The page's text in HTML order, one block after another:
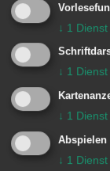
Wie fast
Opferkuch
Geburtstag
der Freien
im Ort,
Kollmann
↓ 1 Dienst
↓ 1 Dienst
↓ 1 Dienst
Abspielen
↓ 1 Dienst